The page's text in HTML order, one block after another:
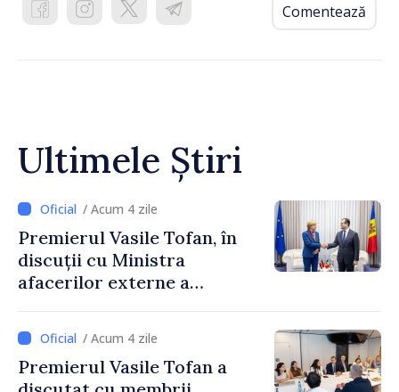
Comentează
Ultimele Știri
/ Acum 4 zile
Premierul Vasile Tofan, în
discuții cu Ministra
afacerilor externe a
/ Acum 4 zile
Premierul Vasile Tofan a